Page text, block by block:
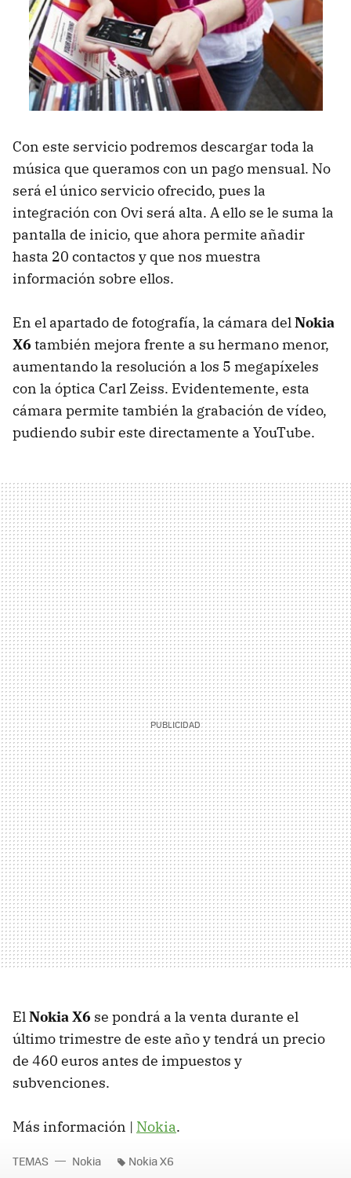
Con este servicio podremos descargar toda la
música que queramos con un pago mensual. No
será el único servicio ofrecido, pues la
integración con Ovi será alta. A ello se le suma la
pantalla de inicio, que ahora permite añadir
hasta 20 contactos y que nos muestra
información sobre ellos.
En el apartado de fotografía, la cámara delNokia
X6 también mejora frente a su hermano menor,
aumentando la resolución a los 5 megapíxeles
con la óptica Carl Zeiss. Evidentemente, esta
cámara permite también la grabación de vídeo,
pudiendo subir este directamente a YouTube.
ElNokia X6 se pondrá a la venta durante el
último trimestre de este año y tendrá un precio
de 460 euros antes de impuestos y
subvenciones.
Más información | Nokia.
TEMAS Nokia Nokia X6